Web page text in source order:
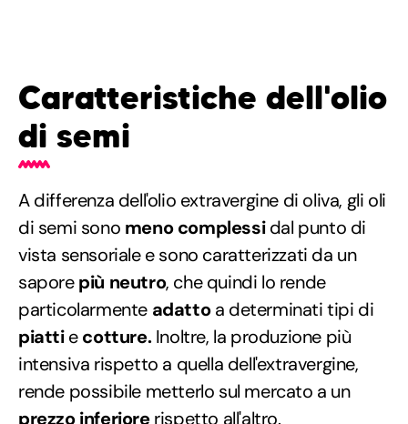
Caratteristiche dell'olio
di semi
A differenza dell'olio extravergine di oliva, gli oli
di semi sono meno complessidal punto di
vista sensoriale e sono caratterizzati da un
saporepiù neutro, che quindi lo rende
particolarmente adattoa determinati tipi di
piattiecotture.Inoltre, la produzione più
intensiva rispetto a quella dell'extravergine,
rende possibile metterlo sul mercato a un
prezzo inferiorerispetto all'altro.